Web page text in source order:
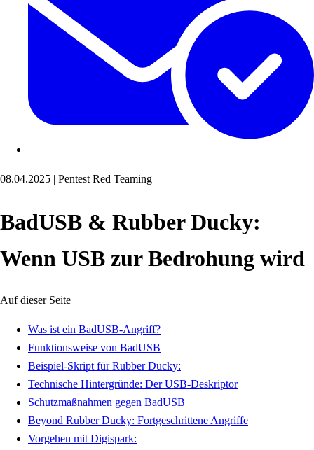
08.04.2025 | Pentest Red Teaming
BadUSB & Rubber Ducky:
Wenn USB zur Bedrohung wird
Auf dieser Seite
Was ist ein BadUSB-Angriff?
Funktionsweise von BadUSB
Beispiel-Skript für Rubber Ducky:
Technische Hintergründe: Der USB-Deskriptor
Schutzmaßnahmen gegen BadUSB
Beyond Rubber Ducky: Fortgeschrittene Angriffe
Vorgehen mit Digispark: